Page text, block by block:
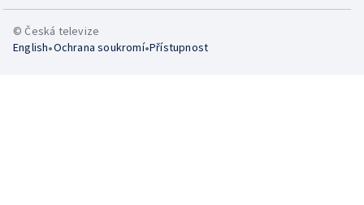
© Česká televize
English•Ochrana soukromí•Přístupnost